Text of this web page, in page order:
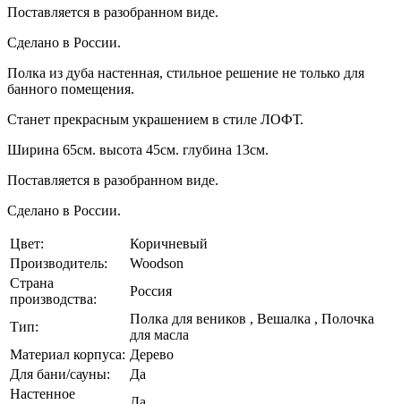
Поставляется в разобранном виде.
Сделано в России.
Полка из дуба настенная, стильное решение не только для
банного помещения.
Станет прекрасным украшением в стиле ЛОФТ.
Ширина 65см. высота 45см. глубина 13см.
Поставляется в разобранном виде.
Сделано в России.
Цвет:
Коричневый
Производитель:
Woodson
Страна
производства:
Россия
Тип:
Полка для веников , Вешалка , Полочка
для масла
Материал корпуса: Дерево
Для бани/сауны:
Да
Настенное